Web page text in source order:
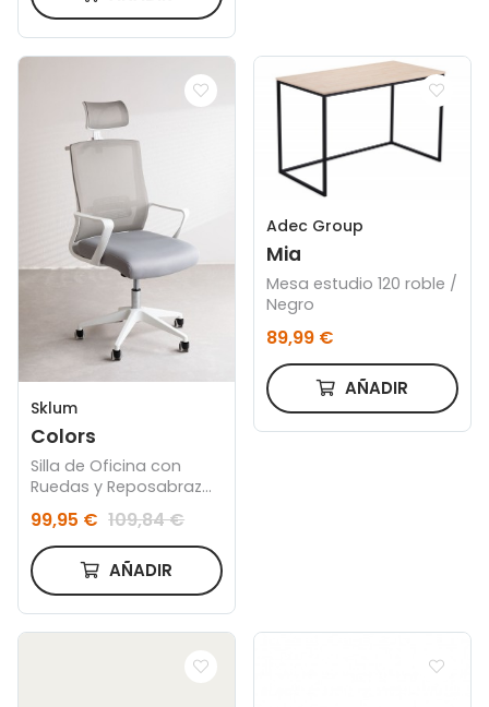
Sklum
Colors
Silla de Oficina con
Ruedas y Reposabrazos
Teill Colors
99,95 € 109,84 €
AÑADIR
Adec Group
Mia
Mesa estudio 120 roble /
Negro
89,99 €
AÑADIR